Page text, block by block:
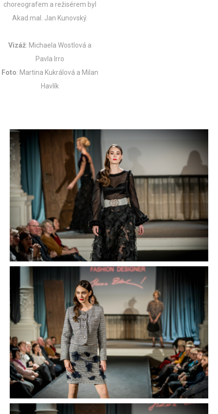
choreografem a režisérem byl
Akad.mal. Jan Kunovský.
Vizáž: Michaela Wostlová a
Pavla Irro
Foto: Martina Kukrálová a Milan
Havlík